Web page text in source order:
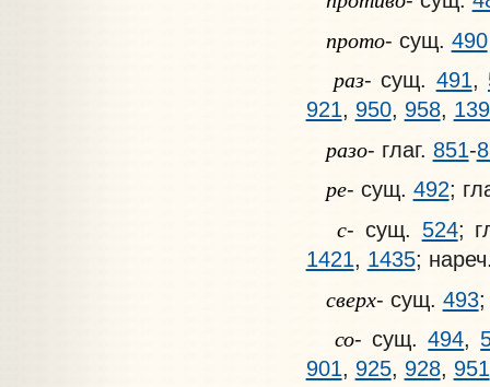
прото- сущ. 490
раз- сущ. 491,
921, 950, 958,
разо- глаг. 851-
ре- сущ. 492;
с- сущ. 524;
1421, 1435;
сверх- сущ. 493;
со- сущ.494,
901, 925, 928, 951